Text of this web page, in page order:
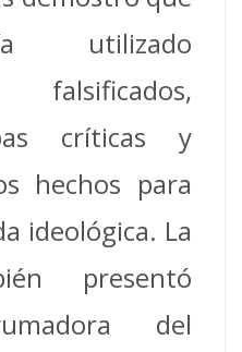
utilizado
críticas y
hechos para
ideológica. La
presentó
del